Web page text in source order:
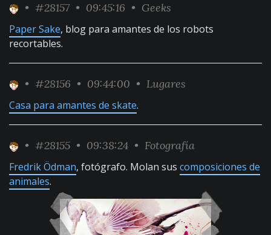
• #28157 • 09:45:16 • Geeks
Paper Sake, blog para amantes de los robots
recortables.
• #28156 • 09:44:00 • Lugares
Casa para amantes de skate.
• #28155 • 09:38:24 • Fotografía
Fredrik Ödman, fotógrafo. Molan sus composiciones de
animales.